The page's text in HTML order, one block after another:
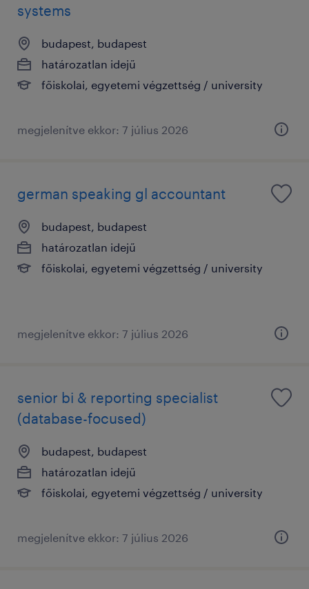
systems
budapest, budapest
határozatlan idejű
főiskolai, egyetemi végzettség / university
megjelenítve ekkor: 7 július 2026
german speaking gl accountant
budapest, budapest
határozatlan idejű
főiskolai, egyetemi végzettség / university
megjelenítve ekkor: 7 július 2026
senior bi & reporting specialist
(database-focused)
budapest, budapest
határozatlan idejű
főiskolai, egyetemi végzettség / university
megjelenítve ekkor: 7 július 2026